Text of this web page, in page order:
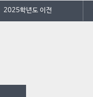
2025학년도 이전